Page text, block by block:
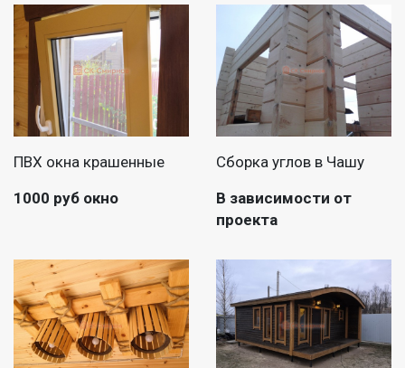
ПВХ окна крашенные
1000 руб окно
Сборка углов в Чашу
В зависимости от
проекта